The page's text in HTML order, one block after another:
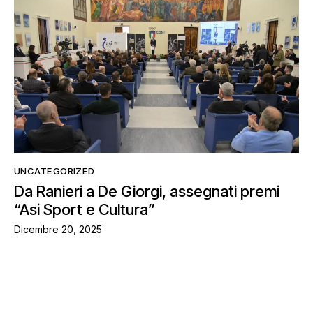
UNCATEGORIZED
Da Ranieri a De Giorgi, assegnati premi
“Asi Sport e Cultura”
Dicembre 20, 2025